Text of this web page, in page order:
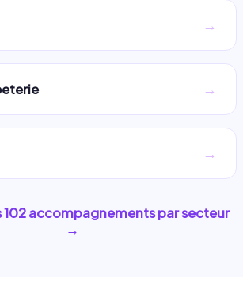
→
→
→
102accompagnements par secteur
→